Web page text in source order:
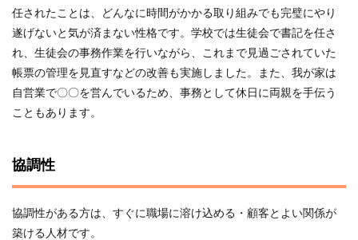
任されたことは、どんなに時間がかかる取り組みでも完璧にやり
遂げないと気が済まない性格です。学校では生徒会で書記を任さ
れ、生徒会の事務作業を行いながら、これまで見過ごされていた
帳票の管理を見直すなどの改善も実施しました。また、我が家は
自営業で〇〇を営んでいるため、事務として休日に両親を手伝う
こともあります。
協調性
協調性がある方は、すぐに職場に溶け込める・顧客とよい関係が
築ける人材です。